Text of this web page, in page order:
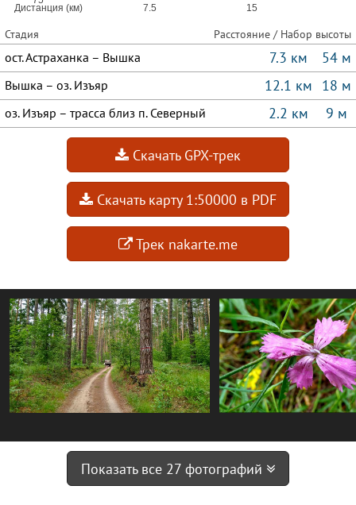
Стадия Расстояние / Набор высоты
ост. Астраханка – Вышка 7.3 км 54 м
Вышка – оз. Изъяр 12.1 км 18 м
оз. Изъяр – трасса близ п. Северный 2.2 км 9 м
Скачать GPX-трек
Скачать карту 1:50000 в PDF
Трек nakarte.me
Показать все 27 фотографий